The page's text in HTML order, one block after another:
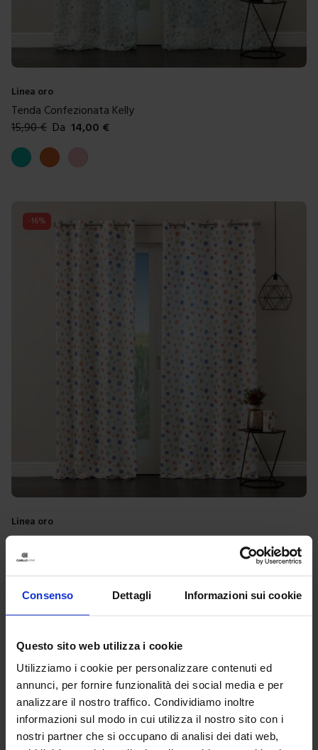
Consenso Dettagli Informazioni sui cookie
Questo sito web utilizza i cookie
Utilizziamo i cookie per personalizzare contenuti ed
annunci, per fornire funzionalità dei social media e per
analizzare il nostro traffico. Condividiamo inoltre
informazioni sul modo in cui utilizza il nostro sito con i
nostri partner che si occupano di analisi dei dati web,
Linea oro
Tenda Confezionata Kelly
15,90€ Da 14,00 €
Colori disponibili
TiffanyArancione
-16%
Linea oro
Tenda Confezionata Madagascar
17,90
Colori disponibili
-16%